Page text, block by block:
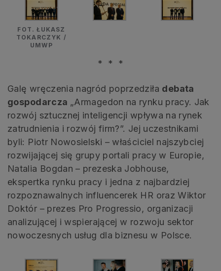
FOT. ŁUKASZ
TOKARCZYK /
UMWP
* * *
Galę wręczenia nagród poprzedziła debata
gospodarcza „Armagedon na rynku pracy. Jak
rozwój sztucznej inteligencji wpływa na rynek
zatrudnienia i rozwój firm?”. Jej uczestnikami
byli: Piotr Nowosielski – właściciel najszybciej
rozwijającej się grupy portali pracy w Europie,
Natalia Bogdan – prezeska Jobhouse,
ekspertka rynku pracy i jedna z najbardziej
rozpoznawalnych influencerek HR oraz Wiktor
Doktór – prezes Pro Progressio, organizacji
analizującej i wspierającej w rozwoju sektor
nowoczesnych usług dla biznesu w Polsce.